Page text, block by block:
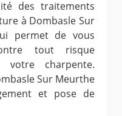
des traitements
à Dombasle Sur
permet de vous
tout risque
votre charpente.
Sur Meurthe
et pose de